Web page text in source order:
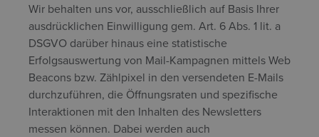
Wir behalten uns vor, ausschließlich auf Basis Ihrer
ausdrücklichen Einwilligung gem. Art. 6 Abs. 1 lit. a
DSGVO darüber hinaus eine statistische
Erfolgsauswertung von Mail-Kampagnen mittels Web
Beacons bzw. Zählpixel in den versendeten E-Mails
durchzuführen, die Öffnungsraten und spezifische
Interaktionen mit den Inhalten des Newsletters
messen können. Dabei werden auch